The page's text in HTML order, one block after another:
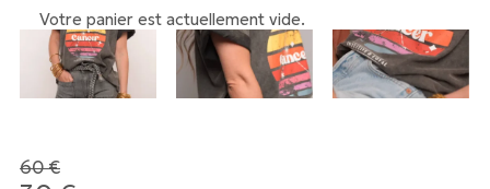
Votre panier est actuellement vide.
60€